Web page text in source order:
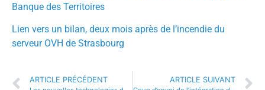
Banque des Territoires
Lien vers un bilan, deux mois après de l’incendie du
serveur OVH de Strasbourg
ARTICLE PRÉCÉDENT ARTICLE SUIVANT